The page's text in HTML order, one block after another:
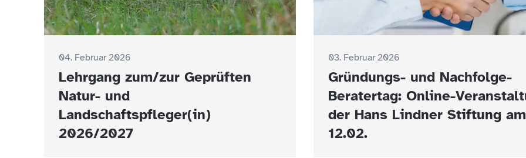
04. Februar 2026
Lehrgang zum/zur Geprüften
Natur- und
Landschaftspfleger(in)
2026/2027
03. Februar 2026
Gründungs- und Nachfolge-
Beratertag: Online-
der Hans Lindner Stiftung am
12.02.